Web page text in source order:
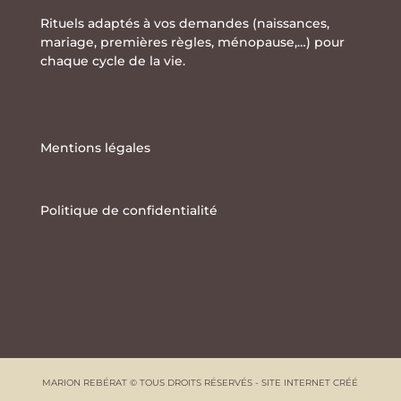
Rituels adaptés à vos demandes (naissances,
mariage, premières règles, ménopause,…) pour
chaque cycle de la vie.
Mentions légales
Politique de confidentialité
MARION REBÉRAT © TOUS DROITS RÉSERVÉS - SITE INTERNET CRÉÉ